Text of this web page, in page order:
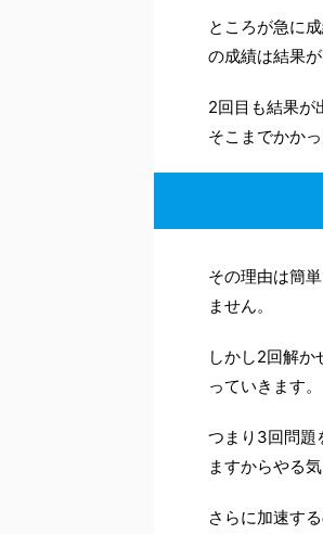
ところが急に
の成績は結果が
2回目も結果が
そこまでかか
その理由は簡
ません。
しかし2回解
っていきます。
つまり3回問題
ますからやる
さらに加速す